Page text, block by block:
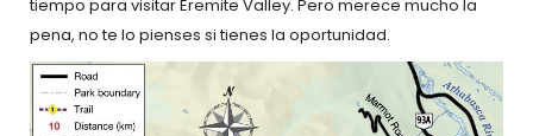
tiempo para visitar Eremite Valley. Pero merece mucho la
pena, no te lo pienses si tienes la oportunidad.